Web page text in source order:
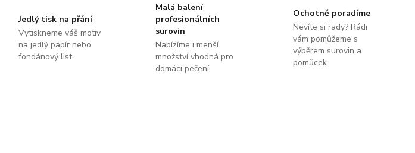
Jedlý tisk na přání
Vytiskneme váš motiv
na jedlý papír nebo
fondánový list.
Malá balení
profesionálních
surovin
Nabízíme i menší
množství vhodná pro
domácí pečení.
Ochotně poradíme
Nevíte si rady? Rádi
vám pomůžeme s
výběrem surovin a
pomůcek.